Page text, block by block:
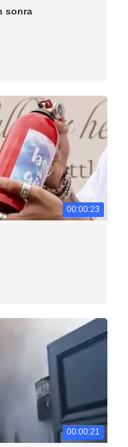
sonra
00:00:23
00:00:21